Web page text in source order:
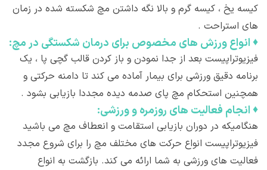
کیسه یخ ، کیسه گرم و بالا نگه داشتن مچ شکسته شده در زمان
های استراحت .
♦انواع ورزش های مخصوص برای درمان شکستگی در مچ:
فیزیوتراپیست بعد از جدا نمودن و باز کردن قالب گچی پا ، یک
برنامه دقیق ورزشی برای بیمار آماده می کند تا دامنه حرکتی و
همچنین استحکام مچ پای صدمه دیده مجددا بازیابی بشود .
♦انجام فعالیت های روزمره و ورزشی:
هنگامیکه در دوران بازیابی استقامت و انعطاف مچ می باشید
فیزیوتراپیست انواع حرکت های مختلف مچ را برای شروع مجدد
فعالیت های ورزشی به شما ارائه می کند. بازگشت به انواع